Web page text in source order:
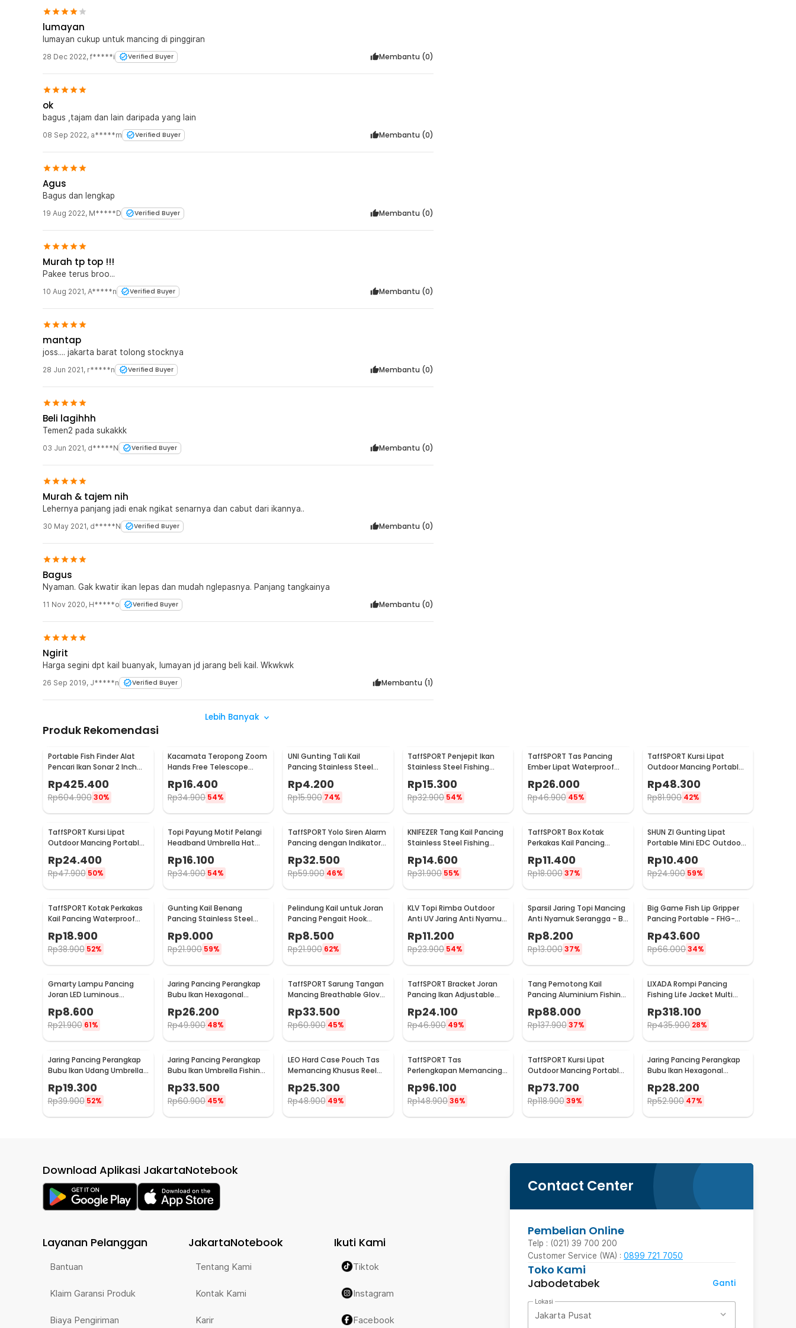
7 x Kail No 9
7 x Kail No 11
7 x Kail No 12
1 x Kotak Penyimpanan
lumayan
lumayan cukup untuk mancing di pinggiran
28 Dec 2022, f*****i Verified Buyer Membantu (0)
ok
bagus ,tajam dan lain daripada yang lain
08 Sep 2022, a*****m Verified Buyer Membantu (0)
Agus
Bagus dan lengkap
19 Aug 2022, M*****D Verified Buyer Membantu (0)
Murah tp top !!!
Pakee terus broo...
10 Aug 2021, A*****n Verified Buyer Membantu (0)
mantap
joss.... jakarta barat tolong stocknya
28 Jun 2021, r*****n Verified Buyer Membantu (0)
Beli lagihhh
Temen2 pada sukakkk
03 Jun 2021, d*****N Verified Buyer Membantu (0)
Murah & tajem nih
Lehernya panjang jadi enak ngikat senarnya dan cabut dari ikannya..
30 May 2021, d*****N Verified Buyer Membantu (0)
Bagus
Nyaman. Gak kwatir ikan lepas dan mudah nglepasnya. Panjang tangkainya
11 Nov 2020, H*****o Verified Buyer Membantu (0)
Ngirit
Harga segini dpt kail buanyak, lumayan jd jarang beli kail. Wkwkwk
26 Sep 2019, J*****n Verified Buyer Membantu (1)
Lebih Banyak
Produk Rekomendasi
Portable Fish Finder Alat
Pencari Ikan Sonar 2 Inch
Rp425.400
Rp604.900 30%
Kacamata Teropong Zoom
Hands Free Telescope
Glasses untuk Fishing -
HG00117
Rp16.400
Rp34.900 54%
UNI Gunting Tali Kail
Pancing Stainless Steel
Rp4.200
Rp15.900 74%
TaffSPORT Penjepit Ikan
Stainless Steel Fishing
Gripper Anti Karat - YS05
Rp15.300
Rp32.900 54%
TaffSPORT Tas Pancing
Ember Lipat Waterproof
Fishing Bucket
Rp26.000
Rp46.900 45%
TaffSPORT Kursi Lipat
Outdoor Mancing Portable
Oxford Folding Chair -
ZDY01
Rp48.300
Rp81.900 42%
TaffSPORT Kursi Lipat
Outdoor Mancing Portable
A0003
Rp24.400
Rp47.900 50%
Topi Payung Motif Pelangi
Headband Umbrella Hat
50cm - W655
Rp16.100
Rp34.900 54%
TaffSPORT Yolo Siren Alarm
Pancing dengan Indikator
LED - R3
Rp32.500
Rp59.900 46%
KNIFEZER Tang Kail Pancing
Stainless Steel Fishing
Hook Remover - J1352
Rp14.600
Rp31.900 55%
TaffSPORT Box Kotak
Perkakas Kail Pancing
Rp11.400
Rp18.000 37%
SHUN ZI Gunting Lipat
Portable Mini EDC Outdoor
08
Rp10.400
Rp24.900 59%
TaffSPORT Kotak Perkakas
Kail Pancing Waterproof
Tackle Box 12 Grid - MCC01
Rp18.900
Rp38.900 52%
Gunting Kail Benang
Pancing Stainless Steel
GK01
Rp9.000
Rp21.900 59%
Pelindung Kail untuk Joran
Pancing Pengait Hook
Keeper 10 PCS
Rp8.500
Rp21.900 62%
KLV Topi Rimba Outdoor
Anti UV Jaring Anti Nyamuk
Rp11.200
Rp23.900 54%
Sparsil Jaring Topi Mancing
Anti Nyamuk Serangga - B-
Rp8.200
Rp13.000 37%
Big Game Fish Lip Gripper
Pancing Portable - FHG-
Rp43.600
Rp66.00034%
Gmarty Lampu Pancing
Joran LED Luminous
Waterproof 10 PCS - Q0142
Rp8.600
Rp21.900 61%
Jaring Pancing Perangkap
Bubu Ikan Hexagonal
Fishing Net Trap 8 Hole
Rp26.200
Rp49.900 48%
TaffSPORT Sarung Tangan
Mancing Breathable Glove
Half Finger 1 Pair - DW-GRTX
Rp33.500
Rp60.900 45%
TaffSPORT Bracket Joran
Pancing Ikan Adjustable
Rp24.100
Rp46.900 49%
Tang Pemotong Kail
Pancing Aluminium Fishing
Pliers Hook Remover
Rp88.000
Rp137.900 37%
LIXADA Rompi Pancing
Fishing Life Jacket Multi
Slot - GDS09
Rp318.100
Rp435.900 28%
Jaring Pancing Perangkap
Bubu Ikan Udang Umbrella
Fishing Net 5 Hole
Rp19.300
Rp39.900 52%
Jaring Pancing Perangkap
Bubu Ikan Umbrella Fishing
Net 16 Holes - H14572
Rp33.500
Rp60.900 45%
LEO Hard Case Pouch Tas
Memancing Khusus Reel
Pancing - F-49
Rp25.300
Rp48.900 49%
TaffSPORT Tas
Perlengkapan Memancing
Multifungsi 1.5M
Rp96.100
Rp148.90036%
TaffSPORT Kursi Lipat
Outdoor Mancing Portable
Oxford Folding Chair -
YYY002
Rp73.700
Rp118.900 39%
Jaring Pancing Perangkap
Bubu Ikan Hexagonal
Fishing Net Trap 8 Hole -
Net001
Rp28.200
Rp52.900 47%
Contact Center
Pembelian Online
Telp : (021) 39 700 200
Customer Service (WA) : 0899 721 7050
Toko Kami
Jabodetabek
Ganti
Lokasi
Jakarta Pusat
Download Aplikasi JakartaNotebook
Layanan Pelanggan
Bantuan
Klaim Garansi Produk
Biaya Pengiriman
JakartaNotebook
Tentang Kami
Kontak Kami
Karir
Ikuti Kami
Tiktok
Instagram
Facebook